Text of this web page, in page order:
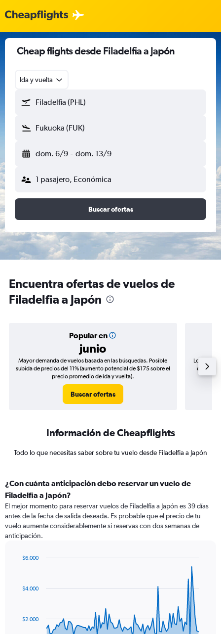
Cheap flights desde Filadelfia a Japón
Ida y vuelta
Filadelfia (PHL)
Fukuoka (FUK)
dom. 6/9 - dom. 13/9
1 pasajero, Económica
Buscar ofertas
Encuentra ofertas de vuelos de
Filadelfia a Japón
Popular en
junio
Mayor demanda de vuelos basada en las búsquedas. Posible
subida de precios del 11% (aumento potencial de $175 sobre el
precio promedio de ida y vuelta).
Buscar ofertas
Los
de
Información de Cheapflights
Todo lo que necesitas saber sobre tu vuelo desde Filadelfia a Japón
¿Con cuánta anticipación debo reservar un vuelo de
Filadelfia a Japón?
El mejor momento para reservar vuelos de Filadelfia a Japón es 39 días
antes de la fecha de salida deseada. Es probable que el precio de tu
vuelo aumente considerablemente si reservas con dos semanas de
anticipación.
data
The
$2.000
$4.000
$6.000